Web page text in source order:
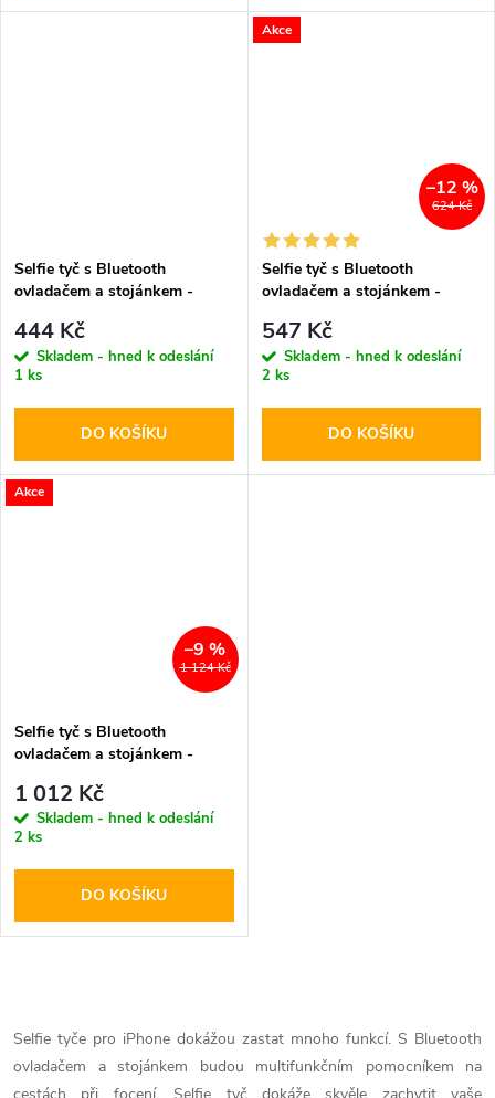
Selfie tyč s Bluetooth
ovladačem a stojánkem -
Stick Tripod
444 Kč
Skladem - hned k odeslání
1 ks
DO KOŠÍKU
Akce
624 Kč
–12 %
Selfie tyč s Bluetooth
ovladačem a stojánkem -
547 Kč
Skladem - hned k odeslání
2 ks
DO KOŠÍKU
Akce
1 124 Kč
–9 %
Selfie tyč s Bluetooth
ovladačem a stojánkem -
1 012 Kč
Skladem - hned k odeslání
2 ks
DO KOŠÍKU
v
Selfie tyče pro iPhone dokážou zastat mnoho funkcí. S Bluetooth
ovladačem a stojánkem budou multifunkčním pomocníkem na